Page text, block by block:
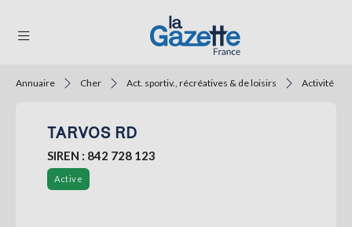
RÉGIONS
FORMATS
Annuaire Cher Act. sportiv., récréatives & de loisirs Activité
TARVOS RD
SIREN : 842 728 123
Active